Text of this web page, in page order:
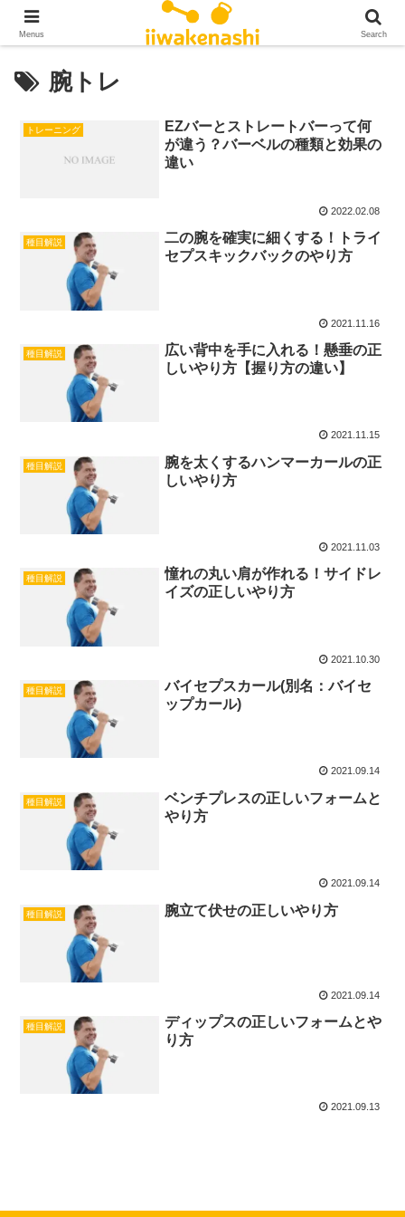
腕トレ
トレーニング
EZバーとストレートバーって何
が違う？バーベルの種類と効果の
違い
2022.02.08
種目解説
二の腕を確実に細くする！トライ
セプスキックバックのやり方
2021.11.16
種目解説
広い背中を手に入れる！懸垂の正
しいやり方【握り方の違い】
2021.11.15
種目解説
腕を太くするハンマーカールの正
しいやり方
2021.11.03
種目解説
憧れの丸い肩が作れる！サイドレ
イズの正しいやり方
2021.10.30
種目解説
バイセプスカール(別名：バイセ
ップカール)
2021.09.14
種目解説
ベンチプレスの正しいフォームと
やり方
2021.09.14
種目解説 腕立て伏せの正しいやり方
2021.09.14
種目解説
ディップスの正しいフォームとや
り方
2021.09.13
Menus Search